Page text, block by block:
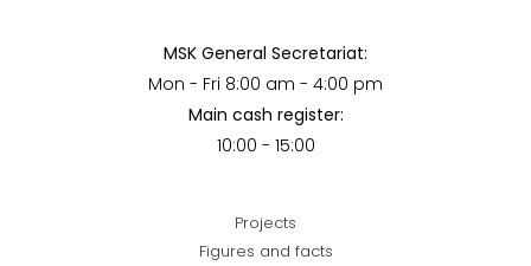
MSK General Secretariat:
Mon - Fri 8:00 am - 4:00 pm
Main cash register:
10:00 - 15:00
Projects
Figures and facts